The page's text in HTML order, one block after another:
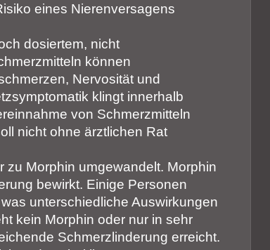
eines Nierenversagens
dosiertem, nicht
können
Nervosität und
klingt innerhalb
von Schmerzmitteln
nicht ohne ärztlichen Rat
zu Morphin umgewandelt. Morphin
bewirkt. Einige Personen
unterschiedliche Auswirkungen
kein Morphin oder nur in sehr
Schmerzlinderung erreicht.